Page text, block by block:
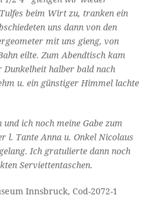
beim Wirt zu, tranken ein
uns dann von den
mit uns gieng, von
eilte. Zum Abendtisch kam
halber bald nach
u. ein günstiger Himmel lachte
ich noch meine Gabe zum
l. Tante Anna u. Onkel Nicolaus
Ich gratulierte dann noch
Serviettentaschen.
Innsbruck, Cod-2072-1